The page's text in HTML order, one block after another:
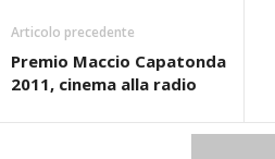
Articolo precedente
Premio Maccio Capatonda
2011, cinema alla radio